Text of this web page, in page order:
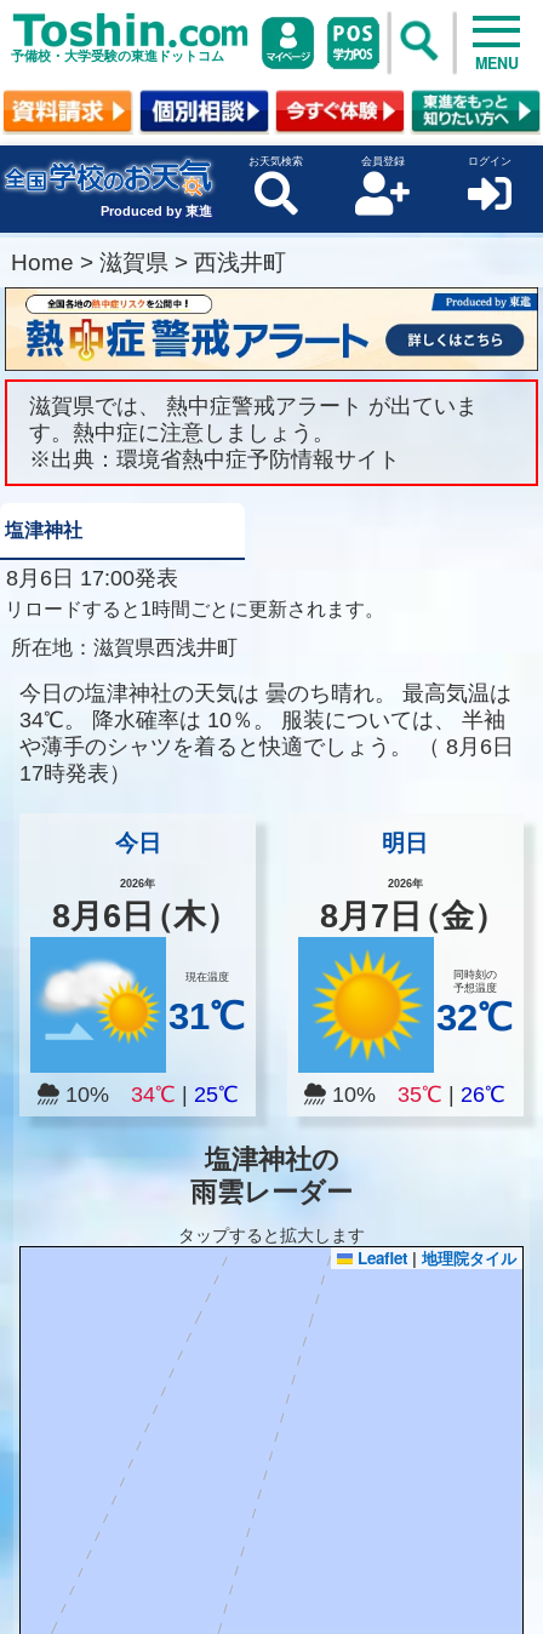
予備校・大学受験の東進ドットコム MENU
Produced by 東進
お天気検索 会員登録 ログイン
Home > 滋賀県 > 西浅井町
滋賀県では、 熱中症警戒アラート が出ていま
す。熱中症に注意しましょう。
※出典：環境省熱中症予防情報サイト
塩津神社
8月6日 17:00発表
リロードすると1時間ごとに更新されます。
所在地： 滋賀県西浅井町
今日の塩津神社の天気は 曇のち晴れ。
最高気温は
34℃。
降水確率は 10％。 服装については、
半袖
や薄手のシャツを着ると快適でしょう。
（ 8月6日
17時発表）
今日
2026年
8月 6 日（木）
現在温度
31℃
10% 34℃ 25℃
明日
2026年
8月 7 日（金）
同時刻の
予想温度
32℃
10%35℃ |26℃
塩津神社の
雨雲レーダー
タップすると拡大します
Leaflet | 地理院タイル